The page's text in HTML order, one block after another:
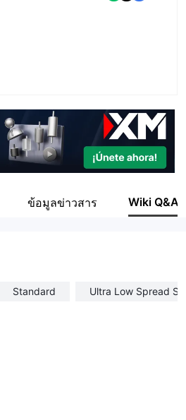
UK LIMITED
ข้อมูลข่าวสาร Wiki Q&A
Standard Ultra Low Spread